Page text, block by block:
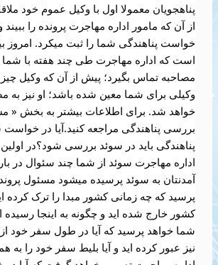
پناهجویان معمولا اول با وکیل عموم خود
از آن که مامور اداره مهاجرت پرونده را ببیند
خواست پناهندگی شما را ثبت میکرد. امروز
است که اداره مهاجرت طی چند هفته با
مصاحبه تماس بگیرد؛ پیش از آن که وکیل
وکیلی برای شما معین شده باشد؛ او نیز به
خواهد شد. برای اطلاعات بیشتر به بخش «
بررسی پناهندگی مراجعه کنید.آیا در
پناهندگی باید در سوئد بررسی شود؟در
اداره مهاجرت سوئد از شما چند سئوال در
آمدنتان به سوئد پرسیده میشود مسئول
پرسید که چه زمانی کشور مبدا را ترک کرده
کشور خارج شده اید و چگونه به اینجا رسیده
شما خواهد پرسید که آیا در طول سفر خود
نیز عبور کرده اید و آیا بلیط سفر خود را به